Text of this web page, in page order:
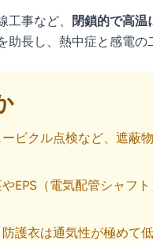
事など、 閉鎖的で高温
長し、熱中症と感電の
ビクル点検など、遮蔽
やEPS（電気配管シャフ
防護衣は通気性が極めて